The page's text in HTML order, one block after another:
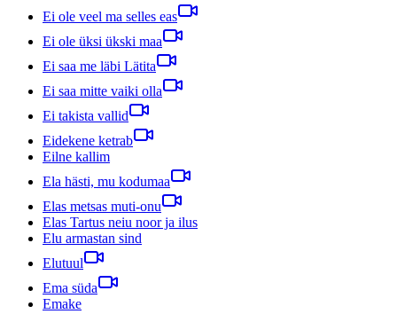
Ei ole veel ma selles eas
Ei ole üksi ükski maa
Ei saa me läbi Lätita
Ei saa mitte vaiki olla
Ei takista vallid
Eidekene ketrab
Eilne kallim
Ela hästi, mu kodumaa
Elas metsas muti-onu
Elas Tartus neiu noor ja ilus
Elu armastan sind
Elutuul
Ema süda
Emake